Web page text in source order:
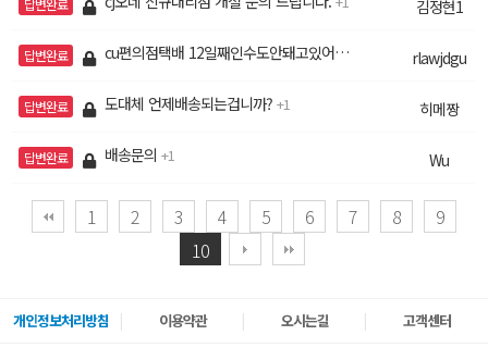
답변완료 김정현1
답변완료 cu편의점택배 12일째인수도안돼고있어요 6725748481이게송장번호입니다 rlawjdgu
답변완료 도대체 언제배송되는겁니까? 1 히메짱
답변완료 배송문의 1 Wu
1 2 3 4 5 6 7 8
9
10
개인정보처리방침 이용약관 오시는길 고객센터